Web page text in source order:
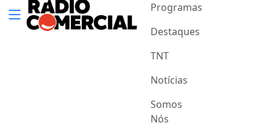
Programas
Destaques
TNT
Notícias
Somos
Nós